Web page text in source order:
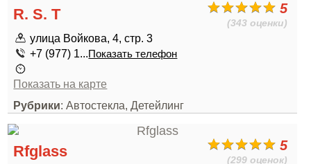
5
(343 оценки)
R. S. T
улица Войкова, 4, стр. 3
+7 (977) 1...Показать телефон
Показать на карте
Рубрики: Автостекла, Детейлинг
5
(299 оценок)
Rfglass